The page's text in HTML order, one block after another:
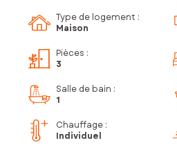
Type de logement :
Maison
Pièces :
3
Salle de bain :
1
Chauffage :
Individuel